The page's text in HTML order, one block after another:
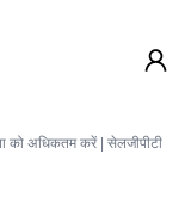
को अधिकतम करें | सेलजीपीटी